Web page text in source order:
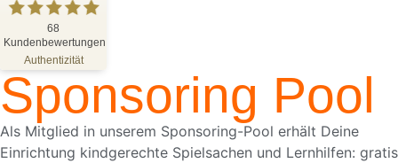
68
Kundenbewertungen
Authentizität
SEHR GUT
4,81
/
5,00
68
Bewertungen auf ProvenExpert.com
Sponsoring Pool
Als Mitglied in unserem Sponsoring-Pool erhält Deine
Einrichtung kindgerechte Spielsachen und Lernhilfen: gratis